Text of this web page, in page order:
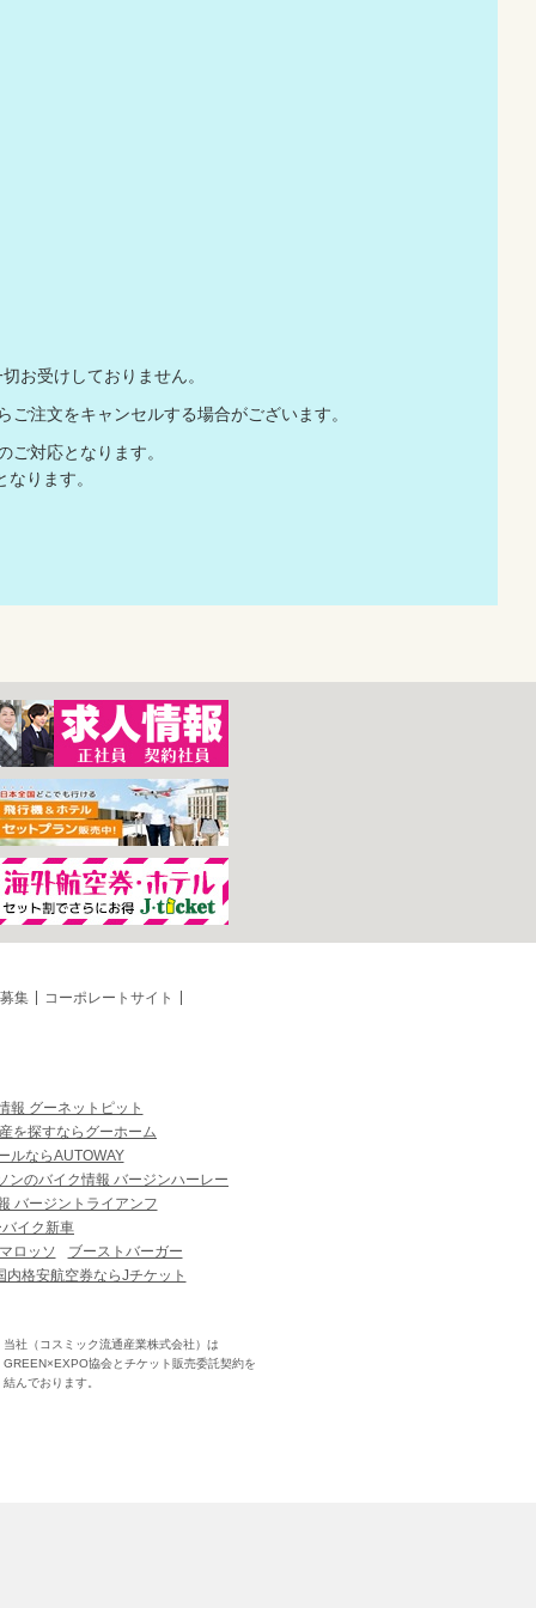
お受けしておりません。
注文をキャンセルする場合がございます。
対応となります。
ります。
集 コーポレートサイト
報 グーネットピット
を探すならグーホーム
ルならAUTOWAY
ンのバイク情報 バージンハーレー
バージントライアンフ
イク新車
ロッソ
ブーストバーガー
内格安航空券ならJチケット
当社（コスミック流通産業株式会社）は
GREEN×EXPO協会とチケット販売委託契約を
結んでおります。